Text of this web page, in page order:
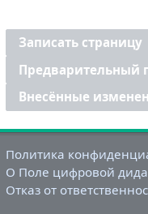
Записать страницу
Предварительный
Внесённые
Политика
О Поле цифровой
Отказ от